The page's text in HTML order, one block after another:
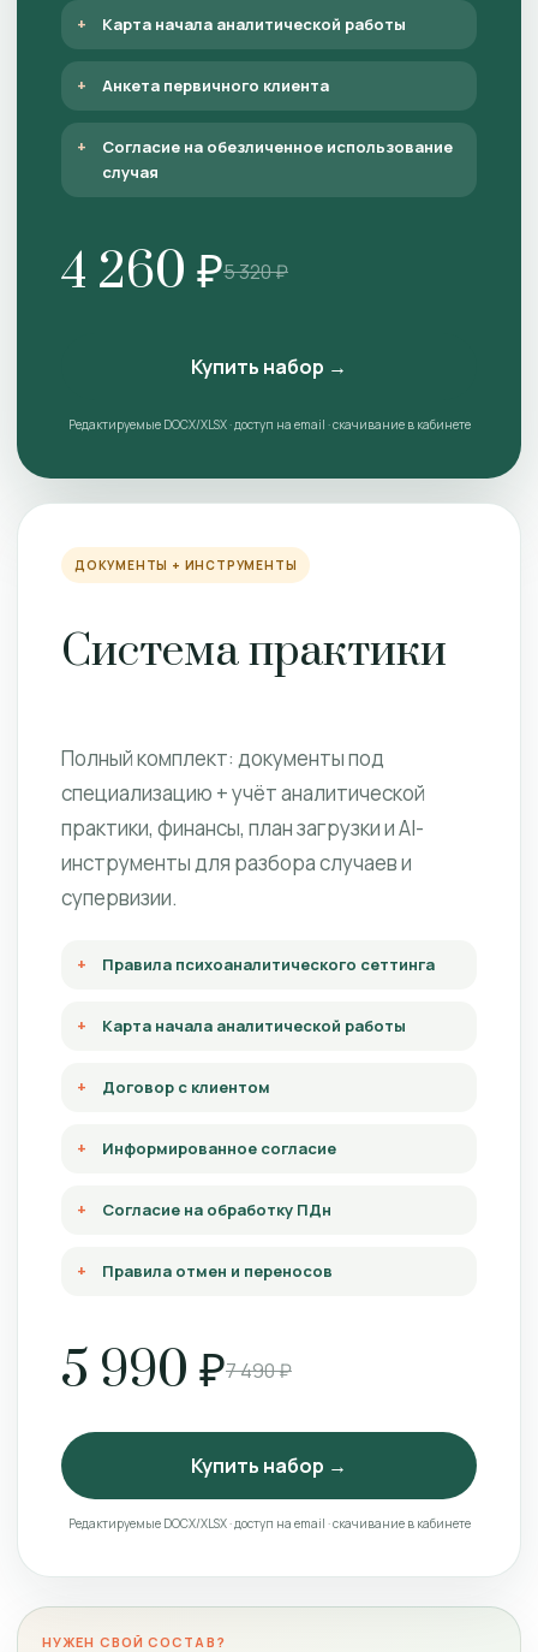
Карта начала аналитической работы
Анкета первичного клиента
Согласие на обезличенное использование
случая
4 260 ₽5 320 ₽
Купить набор →
Редактируемые DOCX/XLSX · доступ на email · скачивание в кабинете
ДОКУМЕНТЫ + ИНСТРУМЕНТЫ
Система практики
Полный комплект: документы под
специализацию + учёт аналитической
практики, финансы, план загрузки и AI-
инструменты для разбора случаев и
супервизии.
Правила психоаналитического сеттинга
Карта начала аналитической работы
Договор с клиентом
Информированное согласие
Согласие на обработку ПДн
Правила отмен и переносов
5 990 ₽7 490 ₽
Купить набор →
Редактируемые DOCX/XLSX · доступ на email · скачивание в кабинете
НУЖЕН СВОЙ СОСТАВ?